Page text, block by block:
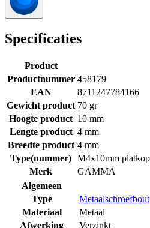
Specificaties
Product
Productnummer 458179
EAN
8711247784166
Gewicht product 70 gr
Hoogte product 10 mm
Lengte product 4 mm
Breedte product 4 mm
Type(nummer) M4x10mm
Merk
GAMMA
Algemeen
Type
Metaalschroefbout
Materiaal
Metaal
Afwerking
Verzinkt